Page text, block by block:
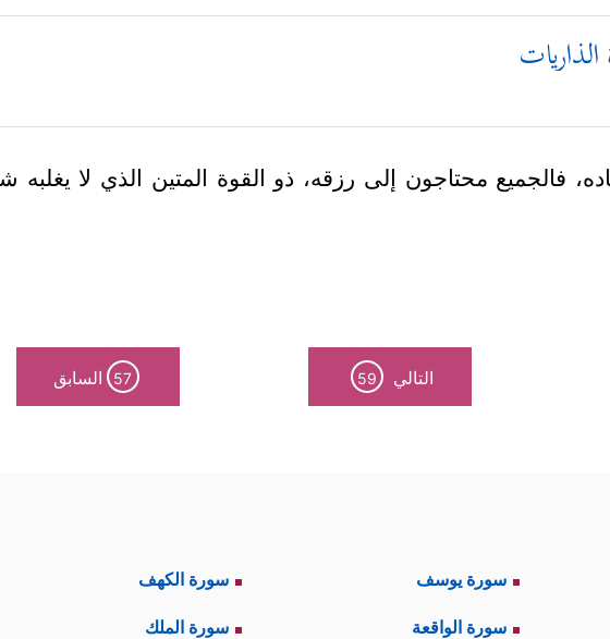
الذاريات
فالجميع محتاجون إلى رزقه، ذو القوة المتين الذي لا
التالي 59
57 السابق
سورة يوسف سورة الكهف
سورة الواقعة سورة الملك